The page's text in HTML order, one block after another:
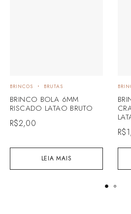
LEIA MAIS
BRINCOS BRUTAS
BRINCO BOLA 6MM
RISCADO LATAO BRUTO
R$2,00
R$